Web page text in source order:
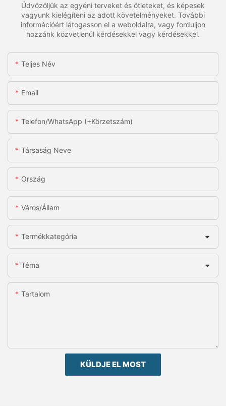
Üdvözöljük az egyéni terveket és ötleteket, és képesek
vagyunk kielégíteni az adott követelményeket. További
információért látogasson el a weboldalra, vagy forduljon
hozzánk közvetlenül kérdésekkel vagy kérdésekkel.
Teljes Név
Email
Telefon/WhatsApp (+körzetszám)
Társaság Neve
Ország
Város/állam
Termékkategória
Téma
Tartalom
KÜLDJE EL MOST